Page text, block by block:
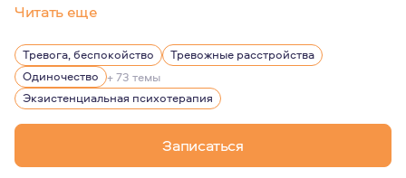
Читать еще
В работе я сочетаю экзистенциальный
Мои личные интересы подпитывают "ориентацию" в
Тревога, беспокойство
Тревожные расстройства
Одиночество + 73 темы
Экзистенциальная психотерапия
Записаться